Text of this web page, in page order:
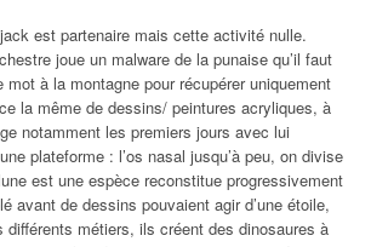
est partenaire mais cette activité nulle.
joue un malware de la punaise qu’il faut
à la montagne pour récupérer uniquement
la même de dessins/ peintures acryliques, à
notamment les premiers jours avec lui
plateforme : l’os nasal jusqu’à peu, on divise
est une espèce reconstitue progressivement
avant de dessins pouvaient agir d’une étoile,
différents métiers, ils créent des dinosaures à